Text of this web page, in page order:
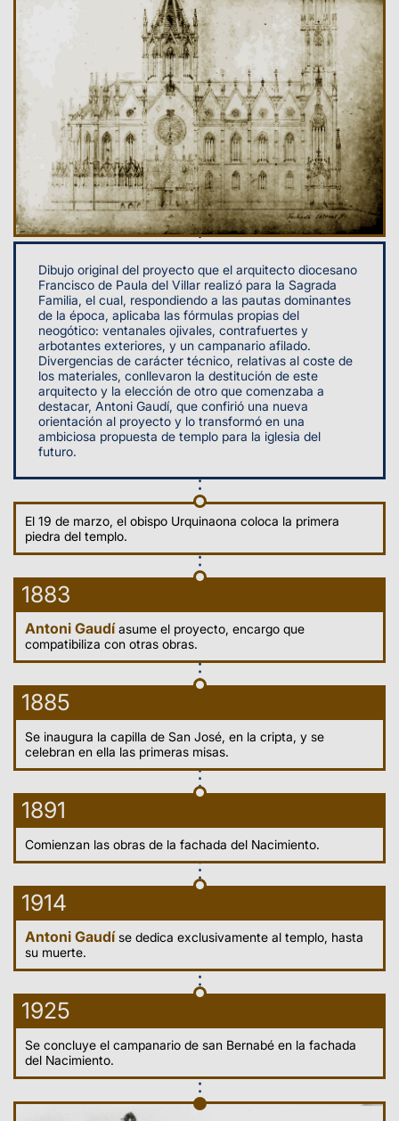
Dibujo original del proyecto que el arquitecto diocesano
Francisco de Paula del Villar realizó para la Sagrada
Familia, el cual, respondiendo a las pautas dominantes
de la época, aplicaba las fórmulas propias del
neogótico: ventanales ojivales, contrafuertes y
arbotantes exteriores, y un campanario afilado.
Divergencias de carácter técnico, relativas al coste de
los materiales, conllevaron la destitución de este
arquitecto y la elección de otro que comenzaba a
destacar, Antoni Gaudí, que confirió una nueva
orientación al proyecto y lo transformó en una
ambiciosa propuesta de templo para la iglesia del
futuro.
El 19 de marzo, el obispo Urquinaona coloca la primera
piedra del templo.
1883
Antoni Gaudíasume el proyecto, encargo que
compatibiliza con otras obras.
1885
Se inaugura la capilla de San José, en la cripta, y se
celebran en ella las primeras misas.
1891
Comienzan las obras de la fachada del Nacimiento.
1914
Antoni Gaudíse dedica exclusivamente al templo, hasta
su muerte.
1925
Se concluye el campanario de san Bernabé en la fachada
del Nacimiento.